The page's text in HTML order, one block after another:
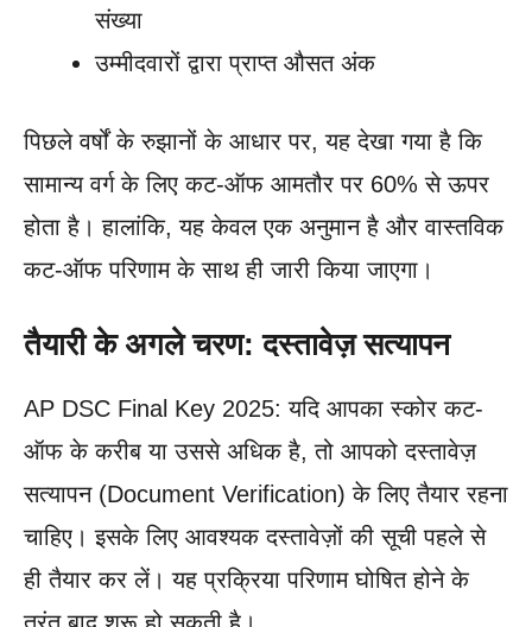
संख्या
उम्मीदवारों द्वारा प्राप्त औसत अंक
पिछले वर्षों के रुझानों के आधार पर, यह देखा गया है कि
सामान्य वर्ग के लिए कट-ऑफ आमतौर पर 60% से ऊपर
होता है। हालांकि, यह केवल एक अनुमान है और वास्तविक
कट-ऑफ परिणाम के साथ ही जारी किया जाएगा।
तैयारी के अगले चरण: दस्तावेज़ सत्यापन
AP DSC Final Key 2025: यदि आपका स्कोर कट-
ऑफ के करीब या उससे अधिक है, तो आपको दस्तावेज़
सत्यापन (Document Verification) के लिए तैयार रहना
चाहिए। इसके लिए आवश्यक दस्तावेज़ों की सूची पहले से
ही तैयार कर लें। यह प्रक्रिया परिणाम घोषित होने के